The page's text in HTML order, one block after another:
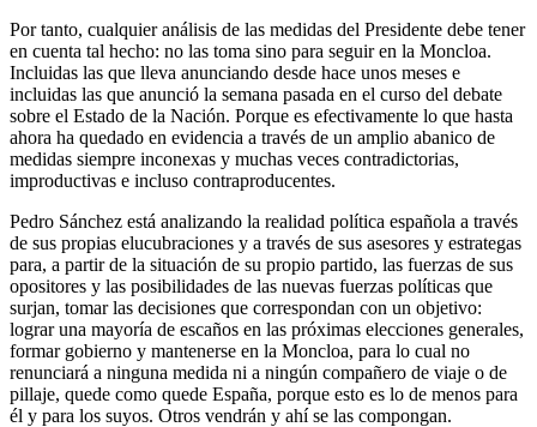
Por tanto, cualquier análisis de las medidas del Presidente debe tener
en cuenta tal hecho: no las toma sino para seguir en la Moncloa.
Incluidas las que lleva anunciando desde hace unos meses e
incluidas las que anunció la semana pasada en el curso del debate
sobre el Estado de la Nación. Porque es efectivamente lo que hasta
ahora ha quedado en evidencia a través de un amplio abanico de
medidas siempre inconexas y muchas veces contradictorias,
improductivas e incluso contraproducentes.
Pedro Sánchez está analizando la realidad política española a través
de sus propias elucubraciones y a través de sus asesores y estrategas
para, a partir de la situación de su propio partido, las fuerzas de sus
opositores y las posibilidades de las nuevas fuerzas políticas que
surjan, tomar las decisiones que correspondan con un objetivo:
lograr una mayoría de escaños en las próximas elecciones generales,
formar gobierno y mantenerse en la Moncloa, para lo cual no
renunciará a ninguna medida ni a ningún compañero de viaje o de
pillaje, quede como quede España, porque esto es lo de menos para
él y para los suyos. Otros vendrán y ahí se las compongan.